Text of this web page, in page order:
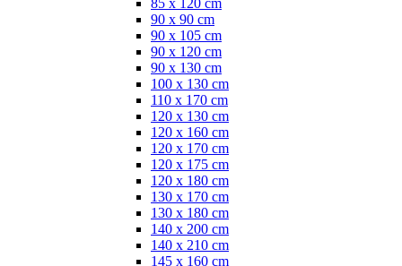
85 x 120 cm
90 x 90 cm
90 x 105 cm
90 x 120 cm
90 x 130 cm
100 x 130 cm
110 x 170 cm
120 x 130 cm
120 x 160 cm
120 x 170 cm
120 x 175 cm
120 x 180 cm
130 x 170 cm
130 x 180 cm
140 x 200 cm
140 x 210 cm
145 x 160 cm